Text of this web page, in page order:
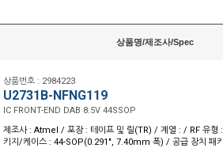
상품명/제조사/Spec
상품번호 : 2984223
U2731B-NFNG119
IC FRONT-END DAB 8.5V 44SSOP
제조사 : Atmel / 포장 : 테이프 및 릴(TR) / 계열 : / RF 유형
키지/케이스 : 44-SOP(0.291", 7.40mm 폭) / 공급 장치 패